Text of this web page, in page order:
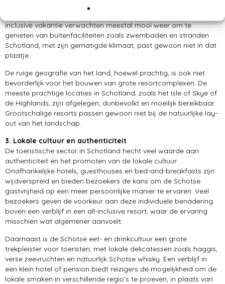
voor de all-inclusive formule die je meestal aantreft in warme,
inclusive vakantie verwachten meestal mooi weer om te
genieten van buitenfaciliteiten zoals zwembaden en stranden.
Schotland, met zijn gematigde klimaat, past gewoon niet in dat
plaatje.
De ruige geografie van het land, hoewel prachtig, is ook niet
bevorderlijk voor het bouwen van grote resortcomplexen. De
meeste prachtige locaties in Schotland, zoals het Isle of Skye of
de Highlands, zijn afgelegen, dunbevolkt en moeilijk bereikbaar.
Grootschalige resorts passen gewoon niet bij de natuurlijke lay-
out van het landschap.
3. Lokale cultuur en authenticiteit
De toeristische sector in Schotland hecht veel waarde aan
authenticiteit en het promoten van de lokale cultuur.
Onafhankelijke hotels, guesthouses en bed-and-breakfasts zijn
wijdverspreid en bieden bezoekers de kans om de Schotse
gastvrijheid op een meer persoonlijke manier te ervaren. Veel
bezoekers geven de voorkeur aan deze individuele benadering
boven een verblijf in een all-inclusive resort, waar de ervaring
misschien wat algemener aanvoelt.
Daarnaast is de Schotse eet- en drinkcultuur een grote
trekpleister voor toeristen, met lokale delicatessen zoals haggis,
verse zeevruchten en natuurlijk Schotse whisky. Een verblijf in
een klein hotel of pension biedt reizigers de mogelijkheid om de
lokale smaken in verschillende regio’s te proeven, in plaats van